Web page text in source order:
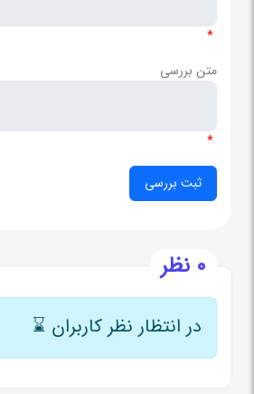
*
متن بررسی
*
0 نظر
در انتظار نظر کاربران ⌛